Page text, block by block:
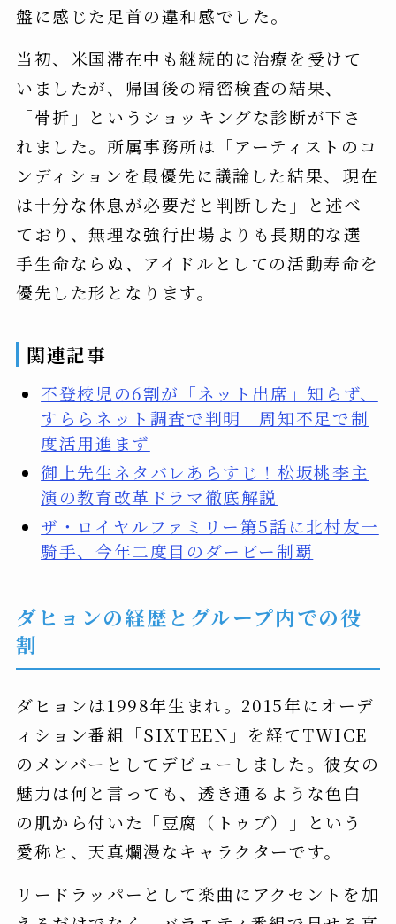
盤に感じた足首の違和感でした。
当初、米国滞在中も継続的に治療を受けて
いましたが、帰国後の精密検査の結果、
「骨折」というショッキングな診断が下さ
れました。所属事務所は「アーティストのコ
ンディションを最優先に議論した結果、現在
は十分な休息が必要だと判断した」と述べ
ており、無理な強行出場よりも長期的な選
手生命ならぬ、アイドルとしての活動寿命を
優先した形となります。
関連記事
不登校児の6割が「ネット出席」知らず、
すららネット調査で判明 周知不足で制
度活用進まず
御上先生ネタバレあらすじ！松坂桃李主
演の教育改革ドラマ徹底解説
ザ・ロイヤルファミリー第5話に北村友一
騎手、今年二度目のダービー制覇
ダヒョンの経歴とグループ内での役
割
ダヒョンは1998年生まれ。2015年にオーデ
ィション番組「SIXTEEN」を経てTWICE
のメンバーとしてデビューしました。彼女の
魅力は何と言っても、透き通るような色白
の肌から付いた「豆腐（トゥブ）」という
愛称と、天真爛漫なキャラクターです。
リードラッパーとして楽曲にアクセントを加